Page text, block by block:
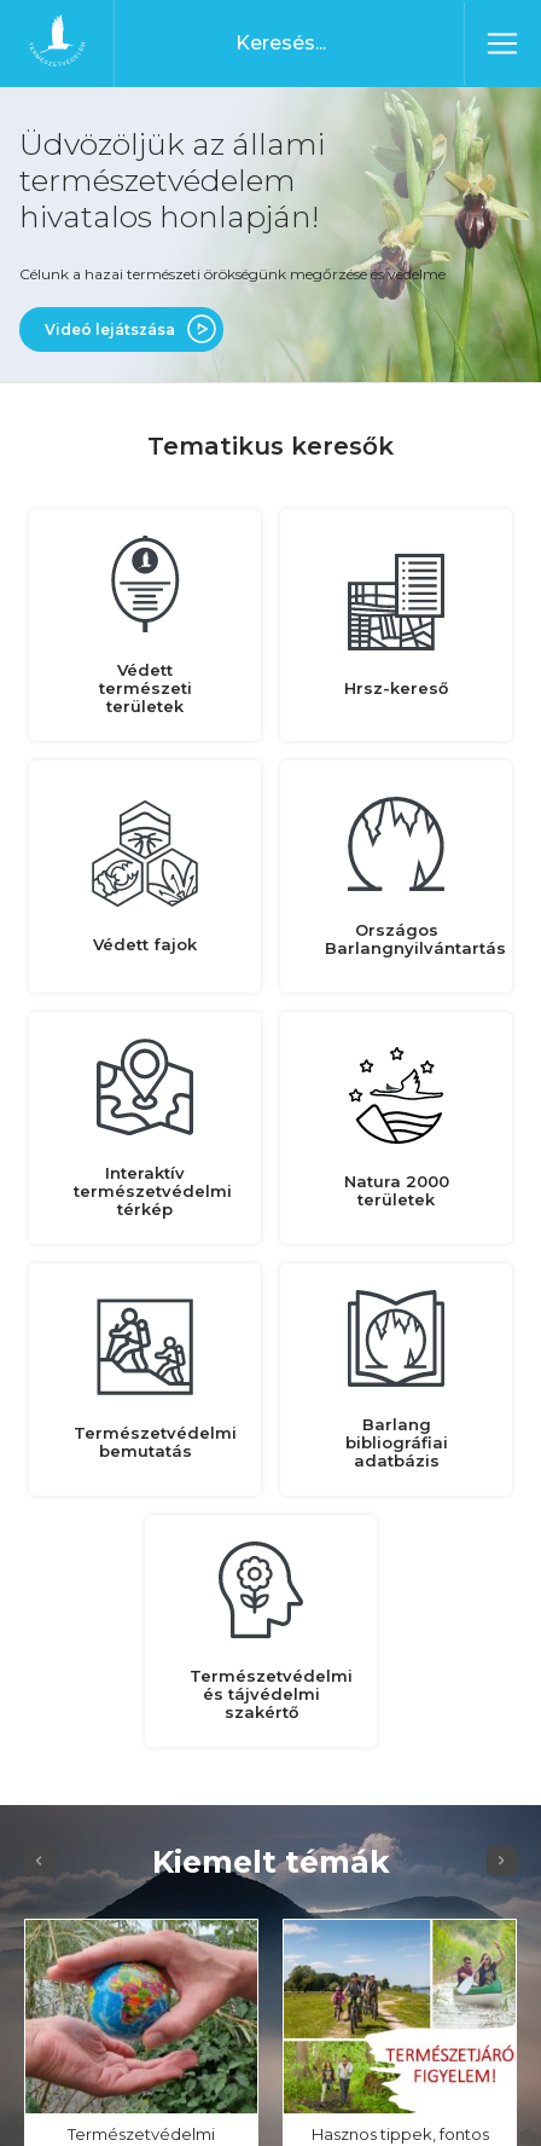
Ugrás a tartalomhoz
Főoldal
Üdvözöljük az állami
természetvédelem
hivatalos honlapján!
Célunk a hazai természeti örökségünk megőrzése és védelme
Videó lejátszása
Tematikus keresők
Védett
természeti
területek
Hrsz-kereső
Védett fajok
Országos
Barlangnyilvántartás
Interaktív
természetvédelmi
térkép
Natura 2000
területek
Természetvédelmi
bemutatás
Barlang
bibliográfiai
adatbázis
Természetvédelmi
és tájvédelmi
szakértő
Kiemelt témák
Természetvédelmi
Hasznos tippek, fontos